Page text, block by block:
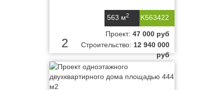
K563422
563 м2
2
Проект: 47 000 руб
Строительство: 12 940 000
руб